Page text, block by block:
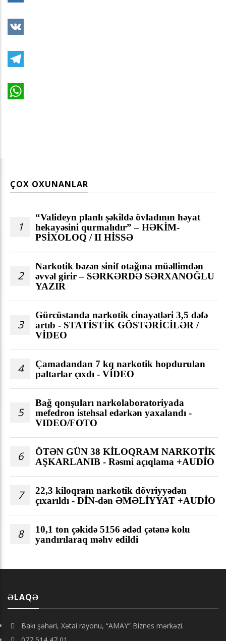
ÇOX OXUNANLAR
1
“Valideyn planlı şəkildə övladının həyat
hekayəsini qurmalıdır” – HƏKİM-
PSİXOLOQ / II HİSSƏ
2
Narkotik bəzən sinif otağına müəllimdən
əvvəl girir – SƏRKƏRDƏ SƏRXANOĞLU
YAZIR
3
Gürcüstanda narkotik cinayətləri 3,5 dəfə
artıb - STATİSTİK GÖSTƏRİCİLƏR /
VİDEO
4
Çamadandan 7 kq narkotik hopdurulan
paltarlar çıxdı - VİDEO
5
Bağ qonşuları narkolaboratoriyada
mefedron istehsal edərkən yaxalandı -
VIDEO/FOTO
6
ÖTƏN GÜN 38 KİLOQRAM NARKOTİK
AŞKARLANIB - Rəsmi açıqlama +AUDİO
7
22,3 kiloqram narkotik dövriyyədən
çıxarıldı - DİN-dən ƏMƏLİYYAT +AUDİO
8
10,1 ton çəkidə 5156 ədəd çətənə kolu
yandırılaraq məhv edildi
ƏLAQƏ
Bakı şəhəri, Xətai rayonu, “AMAY” Biznes mərkəzi.